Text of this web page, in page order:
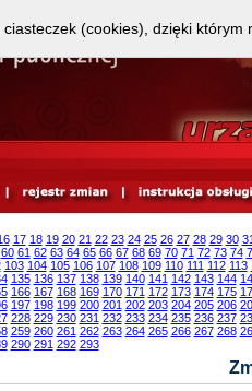
17 18 19 20 21 22 23 24 25 26 27 28 29 30
60 61 62 63 64 65 66 67 68 69 70 71 72 73 74
103 104 105 106 107 108 109 110 111 112 113
135 136 137 138 139 140 141 142 143 144
166 167 168 169 170 171 172 173 174 175
197 198 199 200 201 202 203 204 205 206
228 229 230 231 232 233 234 235 236 237
259 260 261 262 263 264 265 266 267 268
290 291 292 293
(cookies), dzięki którym